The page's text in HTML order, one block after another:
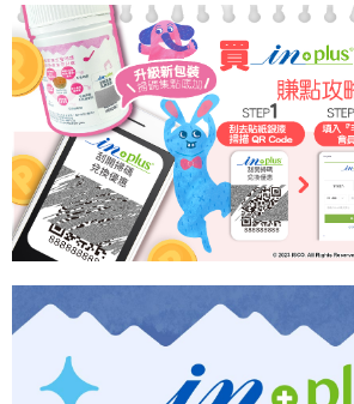
4.訂單成立30分鐘內，如未前往確認交易或遇審核
消。如遇「轉專審核」未通過狀況，表示未達大哥
法說明評估內容。
【繳款方式說明】
1.分期款項不併入電信帳單，「大哥付你分期」於
醒簡訊。
2.透過簡訊連結打開帳單後，可選擇「超商條碼／
帳／街口支付／iPASS MONEY」等通路繳費。
【注意事項】
1.本服務係由「台灣大哥大股份有限公司」（以下
用戶於交易時，得透過本服務購買商品或服務，並
2.基於同意付款使用「大哥付你分期」之契約關係
資料（包含姓名、電話或地址）提供予台灣大哥大
由本公司與您本人進行分期帳單所需資料之確認、
3.完整用戶服務條款，請詳閱以下連結：
https://
便利好安心！
１．簡單：不需註冊會員、不需綁卡、不需儲值。
２．便利：只要手機號碼，簡訊認證，即可結帳。
３．安心：先確認商品／服務後，再付款。
【「AFTEE先享後付」結帳流程】
１．於結帳方式選擇「AFTEE先享後付」後，將跳
結帳頁面，進行簡訊認證並確認金額後，即可完成
２．訂單成立數日內，您將收到繳費通知簡訊。
３．收到繳費通知簡訊後14天內，點擊此簡訊中的
ATM／網路銀行／等多元方式進行付款，方視為交
※ 請注意：結帳手續完成當下不需立刻繳費，但若
後付繳納相關費用。
※ 交易是否成功請以「AFTEE先享後付 」之結帳頁
是否繳費成功／繳費後需取消欲退款等相關疑問，
客戶支援中心」
【注意事項】
貨到付款
運送方式
全家取貨付款
每筆NT$65，滿NT$1,000(含以上)免運費
付款後全家取貨
每筆NT$65，滿NT$1,000(含以上)免運費
每筆NT$65，滿NT$1,000(含以上)免運費
付款後7-11取貨
每筆NT$65，滿NT$1,000(含以上)免運費